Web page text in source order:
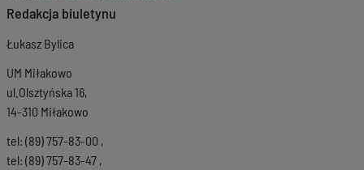
Redakcja biuletynu
Łukasz Bylica
UM Miłakowo
ul.Olsztyńska 16,
14-310 Miłakowo
tel: (89) 757-83-00 ,
tel: (89) 757-83-47 ,